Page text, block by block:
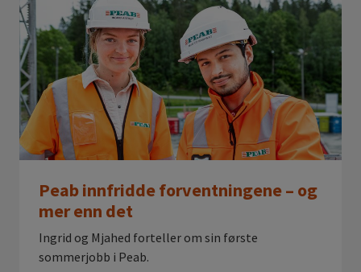
Peab innfridde forventningene – og
mer enn det
Ingrid og Mjahed forteller om sin første
sommerjobb i Peab.